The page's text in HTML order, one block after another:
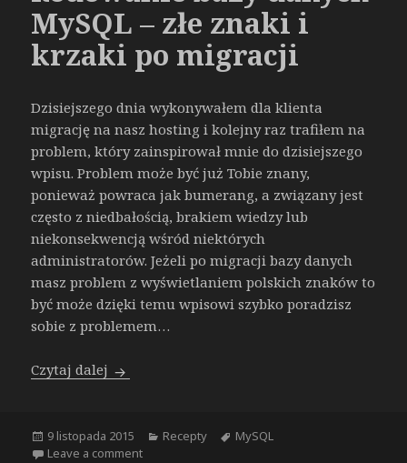
MySQL – złe znaki i
krzaki po migracji
Dzisiejszego dnia wykonywałem dla klienta
migrację na nasz hosting i kolejny raz trafiłem na
problem, który zainspirował mnie do dzisiejszego
wpisu. Problem może być już Tobie znany,
ponieważ powraca jak bumerang, a związany jest
często z niedbałością, brakiem wiedzy lub
niekonsekwencją wśród niektórych
administratorów. Jeżeli po migracji bazy danych
masz problem z wyświetlaniem polskich znaków to
być może dzięki temu wpisowi szybko poradzisz
sobie z problemem…
Czytaj dalej [RECEPTA] Błędne kodowanie bazy
Opublikowano
9 listopada 2015 Kategorie
Recepty Tagi
MySQL
Leave a commenton [RECEPTA] Błędne kodowanie bazy danych